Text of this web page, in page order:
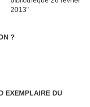
?
EXEMPLAIRE DU